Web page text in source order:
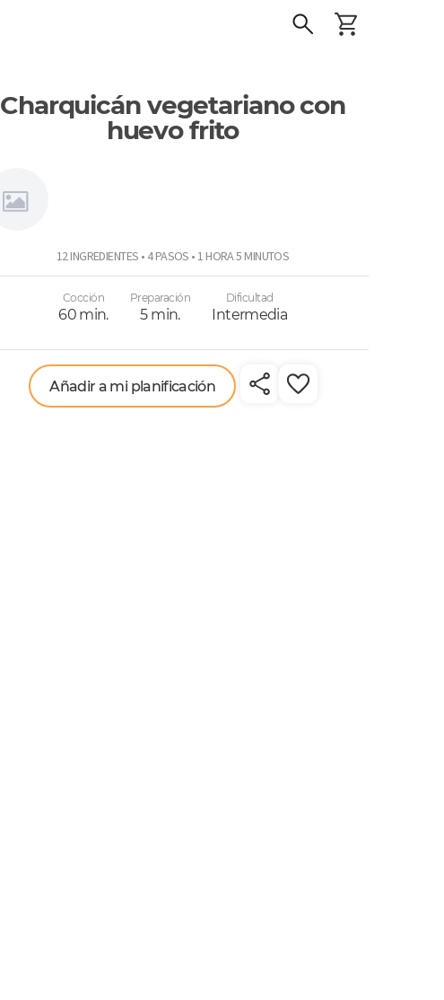
Charquicán vegetariano con
huevo frito
12 INGREDIENTES • 4 PASOS • 1 HORA 5 MINUTOS
Cocción
60 min.
Preparación
5 min.
Dificultad
Intermedia
Añadir a mi planificación